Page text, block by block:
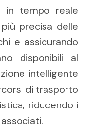
in tempo reale
precisa delle
e assicurando
disponibili al
intelligente
di trasporto
riducendo i